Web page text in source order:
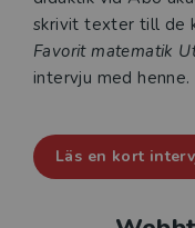
skrivit texter till de
Favorit matematik
intervju med henne.
Läs en kort